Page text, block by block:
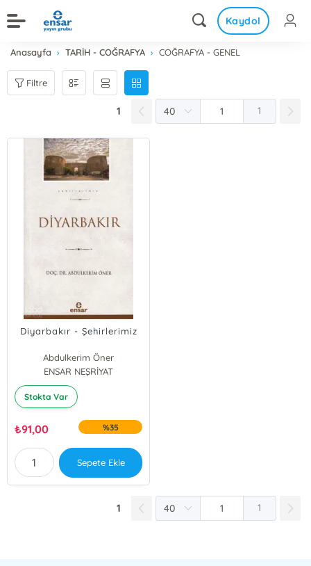
Kaydol
Anasayfa TARİH - COĞRAFYA COĞRAFYA - GENEL
Filtre
1 1
Diyarbakır - Şehirlerimiz
Abdulkerim Öner
ENSAR NEŞRİYAT
Stokta Var
₺91,00 %35
Sepete Ekle
1 1